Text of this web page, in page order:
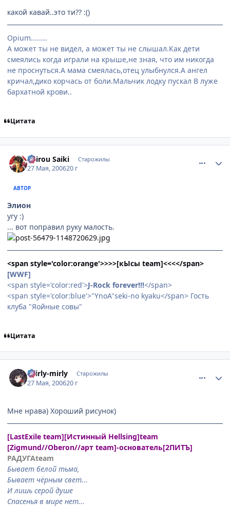
какой кавай..это ти?? :()
Opium........
А может ты не видел, а может ты не слышал.Как дети
смеялись когда играли на крыше,не зная, что им никогда
не проснуться.А мама смеялась,отец улыбнулся.А ангел
кричал,дико корчась от боли.Мальчик лодку пускал В луже
бархатной крови..
Цитата
Shirou Saiki Старожилы
27 Мая, 200620 г
АВТОР
Элион
угу :)
... вот поправил руку малость.
<span style='color:orange'>>>>[кЫсы team]<<<</span>
[WWF]
<span style='color:red'>J-Rock forever!!!</span>
<span style='color:blue'>"YnoA"seki-no kyaku</span> Гость
клуба "Яойные совы"
Цитата
shirly-mirly Старожилы
27 Мая, 200620 г
Мне нрава) Хороший рисунок)
[LastExile team][Истинный Hellsing]team
[Zigmund//Oberon//арт team]-основатель[2ПИТЪ]
РАДУГАteam
Бывает белой тьма,
Бывает чёрным свет...
И лишь серой душе
Спасенья в мире нет...